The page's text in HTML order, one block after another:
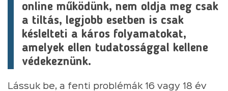
online működünk, nem oldja meg csak
a tiltás, legjobb esetben is csak
késlelteti a káros folyamatokat,
amelyek ellen tudatossággal kellene
védekeznünk.
Lássuk be, a fenti problémák 16 vagy 18 év